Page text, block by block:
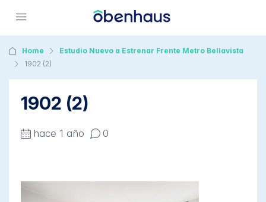
Home
Estudio Nuevo a Estrenar Frente Metro Bellavista
1902 (2)
1902 (2)
hace 1 año 0